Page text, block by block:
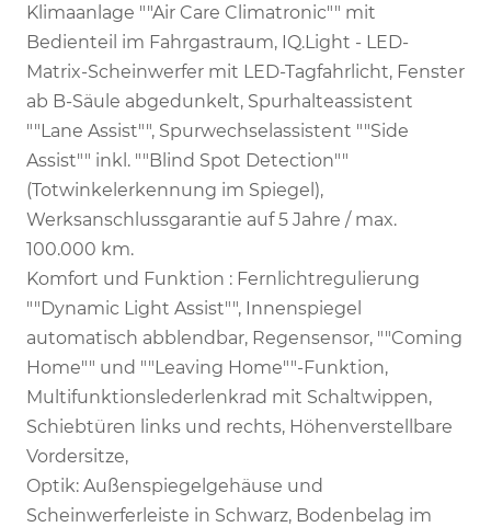
Klimaanlage ""Air Care Climatronic"" mit
Bedienteil im Fahrgastraum, IQ.Light - LED-
Matrix-Scheinwerfer mit LED-Tagfahrlicht, Fenster
ab B-Säule abgedunkelt, Spurhalteassistent
""Lane Assist"", Spurwechselassistent ""Side
Assist"" inkl. ""Blind Spot Detection""
(Totwinkelerkennung im Spiegel),
Werksanschlussgarantie auf 5 Jahre / max.
100.000 km.
Komfort und Funktion : Fernlichtregulierung
""Dynamic Light Assist"", Innenspiegel
automatisch abblendbar, Regensensor, ""Coming
Home"" und ""Leaving Home""-Funktion,
Multifunktionslederlenkrad mit Schaltwippen,
Schiebtüren links und rechts, Höhenverstellbare
Vordersitze,
Optik: Außenspiegelgehäuse und
Scheinwerferleiste in Schwarz, Bodenbelag im